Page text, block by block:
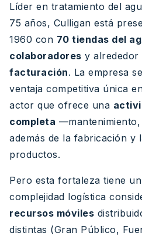
Líder en tratamiento del
75 años, Culligan está
1960 con 70 tiendas del
colaboradores y alrededor
facturación. La empresa
ventaja competitiva única
actor que ofrece una
completa
además de la fabricación y
productos.
Pero esta fortaleza tiene
complejidad logística
recursos móviles
distintas (Gran Público,